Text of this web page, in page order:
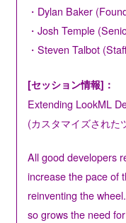
・Dylan Baker
・Josh Temple
・Steven Talbot
[セッション情報]：
Extending LookML
(カスタマイズされた
All good developers
increase the pace of
reinventing the
so grows the need